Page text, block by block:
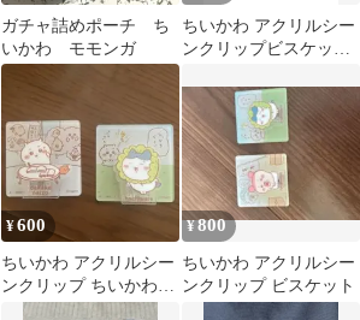
ガチャ詰めポーチ ち
いかわ モモンガ
ちいかわ アクリルシー
ンクリップビスケット
¥600
ちいかわ アクリルシー
ンクリップ ちいかわ＆
ハチワレ
¥800
ちいかわ アクリルシー
ンクリップ ビスケット